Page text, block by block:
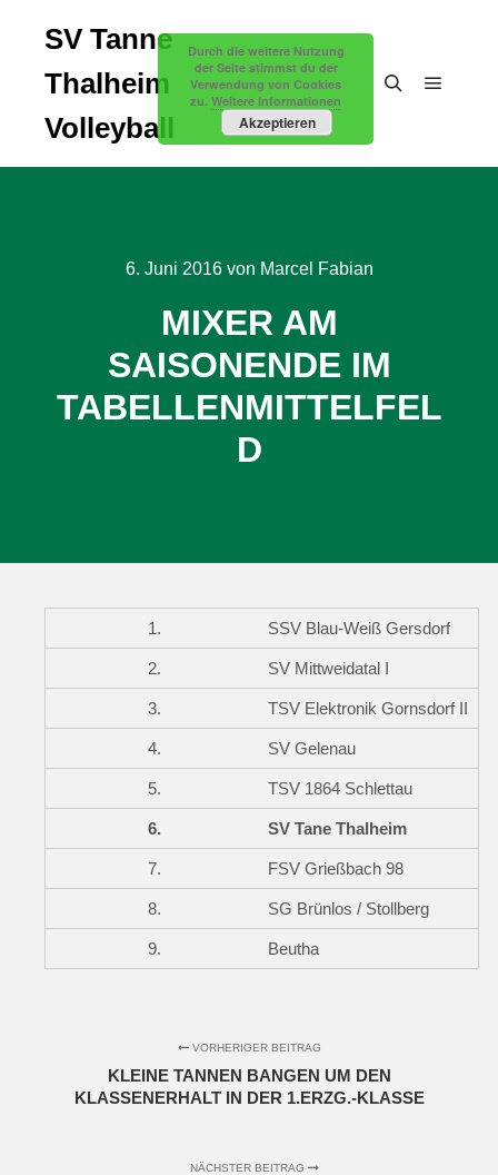
SV Tanne
Thalheim
Volleyball
6. Juni 2016von Marcel Fabian
MIXER AM
SAISONENDE IM
TABELLENMITTELFEL
D
1. SSV Blau-Weiß Gersdorf
2. SV Mittweidatal I
3. TSV Elektronik Gornsdorf II
4. SV Gelenau
5. TSV 1864 Schlettau
6. SV Tane Thalheim
7. FSV Grießbach 98
8. SG Brünlos / Stollberg
9. Beutha
VORHERIGER BEITRAG
KLEINE TANNEN BANGEN UM DEN
KLASSENERHALT IN DER 1.ERZG.-KLASSE
NÄCHSTER BEITRAG
Durch die weitere Nutzung
der Seite stimmst du der
Verwendung von Cookies
zu. Weitere Informationen
Akzeptieren